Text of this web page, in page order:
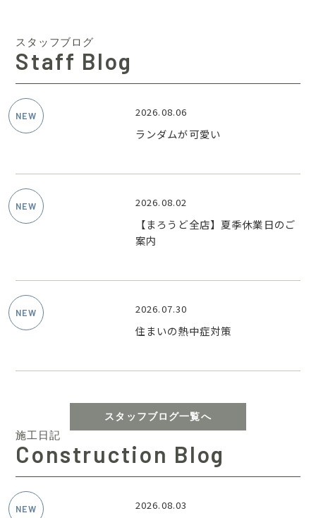
スタッフブログ
Staff Blog
2026.08.06
ランダムが可愛い
2026.08.02
【まろうど全店】夏季休業日のご
案内
2026.07.30
住まいの熱中症対策
スタッフブログ一覧へ
施工日記
Construction Blog
2026.08.03